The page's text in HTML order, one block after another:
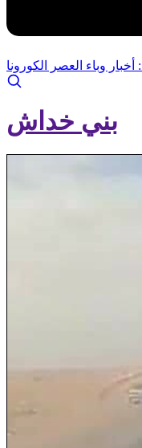
أخبار وباء العصر الكورونا
بني خداش